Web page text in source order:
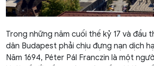
Trong những năm cuối thế kỷ 17 và đầu
dân Budapest phải chịu đựng nạn dịch
Năm 1694, Péter Pál Franczin là một